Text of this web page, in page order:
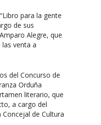
para la gente
de sus
Alegre, que
venta a
del Concurso de
Orduña
literario, que
a cargo del
Concejal de Cultura